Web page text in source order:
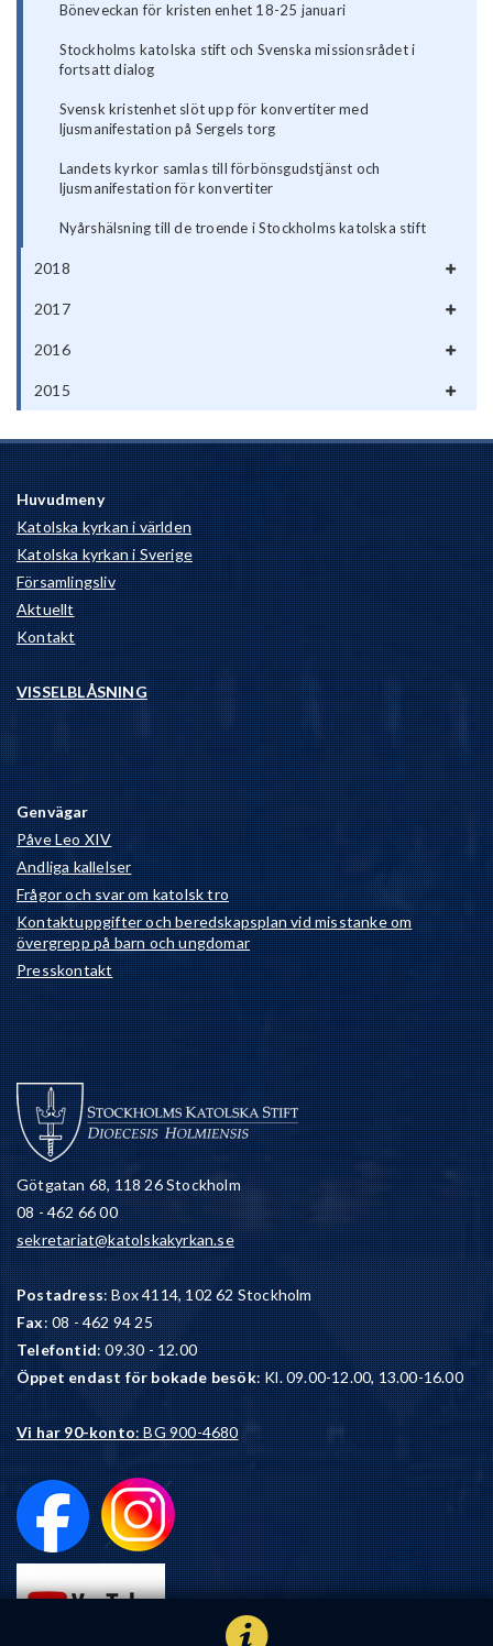
Böneveckan för kristen enhet 18-25 januari
Stockholms katolska stift och Svenska missionsrådet i
fortsatt dialog
Svensk kristenhet slöt upp för konvertiter med
ljusmanifestation på Sergels torg
Landets kyrkor samlas till förbönsgudstjänst och
ljusmanifestation för konvertiter
Nyårshälsning till de troende i Stockholms katolska stift
2018
2017
2016
2015
Huvudmeny
Katolska kyrkan i världen
Katolska kyrkan i Sverige
Församlingsliv
Aktuellt
Kontakt
VISSELBLÅSNING
Genvägar
Påve Leo XIV
Andliga kallelser
Frågor och svar om katolsk tro
Kontaktuppgifter och beredskapsplan vid misstanke om
övergrepp på barn och ungdomar
Presskontakt
Götgatan 68, 118 26 Stockholm
08 - 462 66 00
sekretariat@katolskakyrkan.se
Postadress: Box 4114, 102 62 Stockholm
Fax: 08 - 462 94 25
Telefontid: 09.30 - 12.00
Öppet endast för bokade besök: Kl. 09.00-12.00, 13.00-16.00
Vi har 90-konto: BG 900-4680